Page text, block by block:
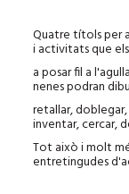
Quatre títols per
i activitats que
a posar fil a
nenes podran
retallar,
inventar, cercar,
Tot això i molt
entretingudes